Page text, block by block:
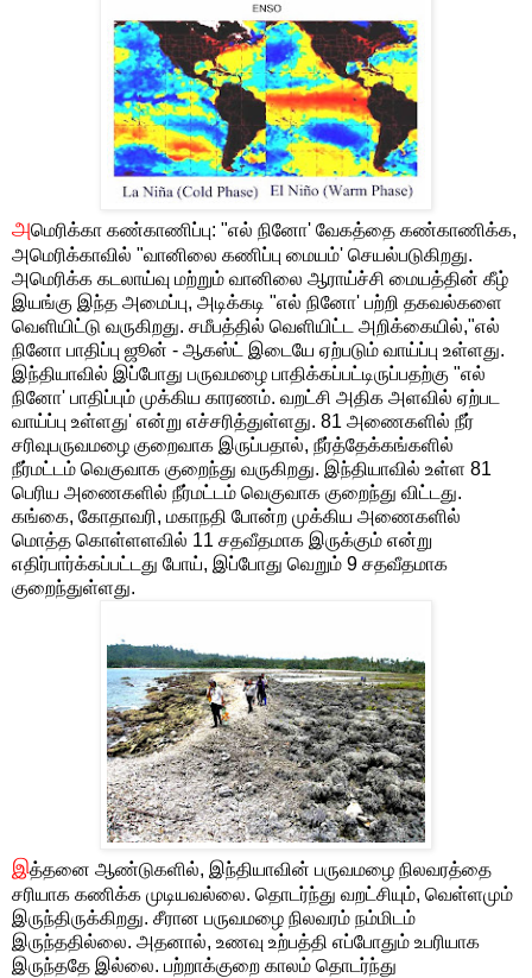
அமெரிக்கா கண்காணிப்பு: "எல் நினோ' வேகத்தை கண்காணிக்க,
அமெரிக்காவில் "வானிலை கணிப்பு மையம்' செயல்படுகிறது.
அமெரிக்க கடலாய்வு மற்றும் வானிலை ஆராய்ச்சி மையத்தின் கீழ்
இயங்கு இந்த அமைப்பு, அடிக்கடி "எல் நினோ' பற்றி தகவல்களை
வெளியிட்டு வருகிறது. சமீபத்தில் வெளியிட்ட அறிக்கையில்,"எல்
நினோ பாதிப்பு ஜூன் - ஆகஸ்ட் இடையே ஏற்படும் வாய்ப்பு உள்ளது.
இந்தியாவில் இப்போது பருவமழை பாதிக்கப்பட்டிருப்பதற்கு "எல்
நினோ' பாதிப்பும் முக்கிய காரணம். வறட்சி அதிக அளவில் ஏற்பட
வாய்ப்பு உள்ளது' என்று எச்சரித்துள்ளது. 81 அணைகளில் நீர்
சரிவுபருவமழை குறைவாக இருப்பதால், நீர்த்தேக்கங்களில்
நீர்மட்டம் வெகுவாக குறைந்து வருகிறது. இந்தியாவில் உள்ள 81
பெரிய அணைகளில் நீர்மட்டம் வெகுவாக குறைந்து விட்டது.
கங்கை, கோதாவரி, மகாநதி போன்ற முக்கிய அணைகளில்
மொத்த கொள்ளளவில் 11 சதவீதமாக இருக்கும் என்று
எதிர்பார்க்கப்பட்டது போய், இப்போது வெறும் 9 சதவீதமாக
குறைந்துள்ளது.
இத்தனை ஆண்டுகளில், இந்தியாவின் பருவமழை நிலவரத்தை
சரியாக கணிக்க முடியவல்லை. தொடர்ந்து வறட்சியும், வெள்ளமும்
இருந்திருக்கிறது. சீரான பருவமழை நிலவரம் நம்மிடம்
இருந்ததில்லை. அதனால், உணவு உற்பத்தி எப்போதும் உபரியாக
இருந்ததே இல்லை. பற்றாக்குறை காலம் தொடர்ந்து